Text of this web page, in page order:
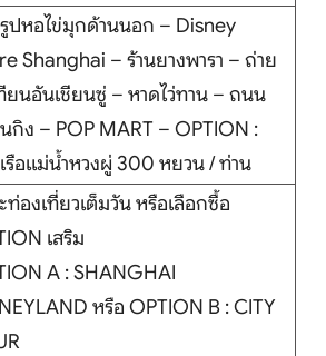
Search
ปหอไข่มุกด้านนอก – Disney
Shanghai – ร้านยางพารา – ถ่าย
ยนอันเชียนซู่ – หาดไว่ทาน – ถนน
กิง – POP MART – OPTION :
รือแม่น้ำหวงผู่ 300 หยวน / ท่าน
ท่องเที่ยวเต็มวัน หรือเลือกซื้อ
เสริม
A : SHANGHAI
หรือ OPTION B : CITY